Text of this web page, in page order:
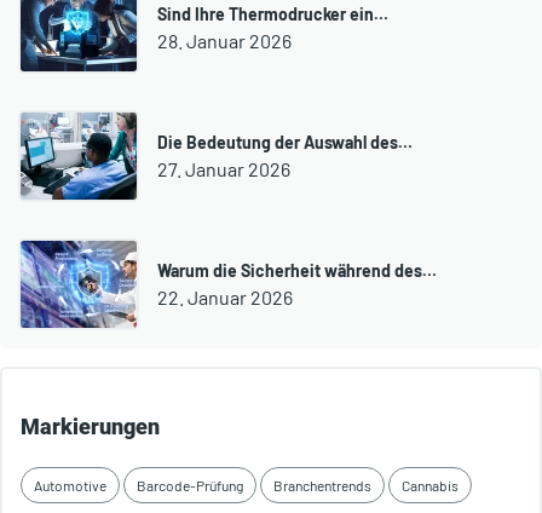
Sind Ihre Thermodrucker ein…
28. Januar 2026
Die Bedeutung der Auswahl des…
27. Januar 2026
Warum die Sicherheit während des…
22. Januar 2026
Markierungen
Automotive Barcode-Prüfung Branchentrends Cannabis